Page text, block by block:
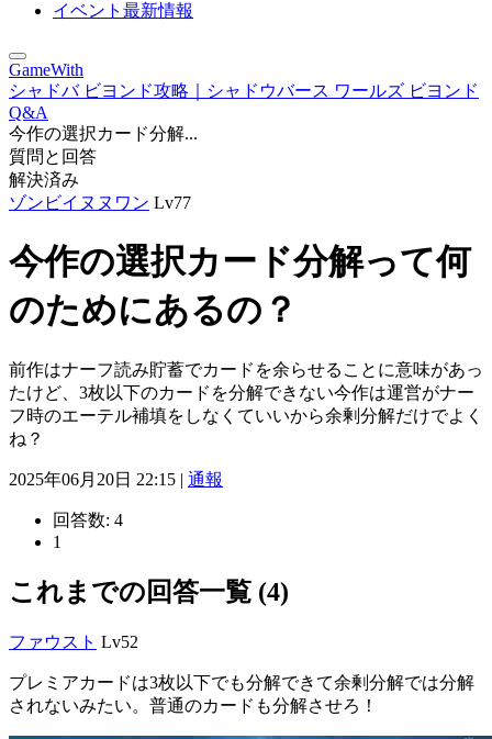
イベント最新情報
GameWith
シャドバ ビヨンド攻略｜シャドウバース ワールズ ビヨンド
Q&A
今作の選択カード分解...
質問と回答
解決済み
ゾンビイヌヌワン Lv77
今作の選択カード分解って何
のためにあるの？
前作はナーフ読み貯蓄でカードを余らせることに意味があっ
たけど、3枚以下のカードを分解できない今作は運営がナー
フ時のエーテル補填をしなくていいから余剰分解だけでよく
ね？
2025年06月20日 22:15 | 通報
回答数: 4
1
これまでの回答一覧 (4)
ファウスト Lv52
プレミアカードは3枚以下でも分解できて余剰分解では分解
されないみたい。普通のカードも分解させろ！